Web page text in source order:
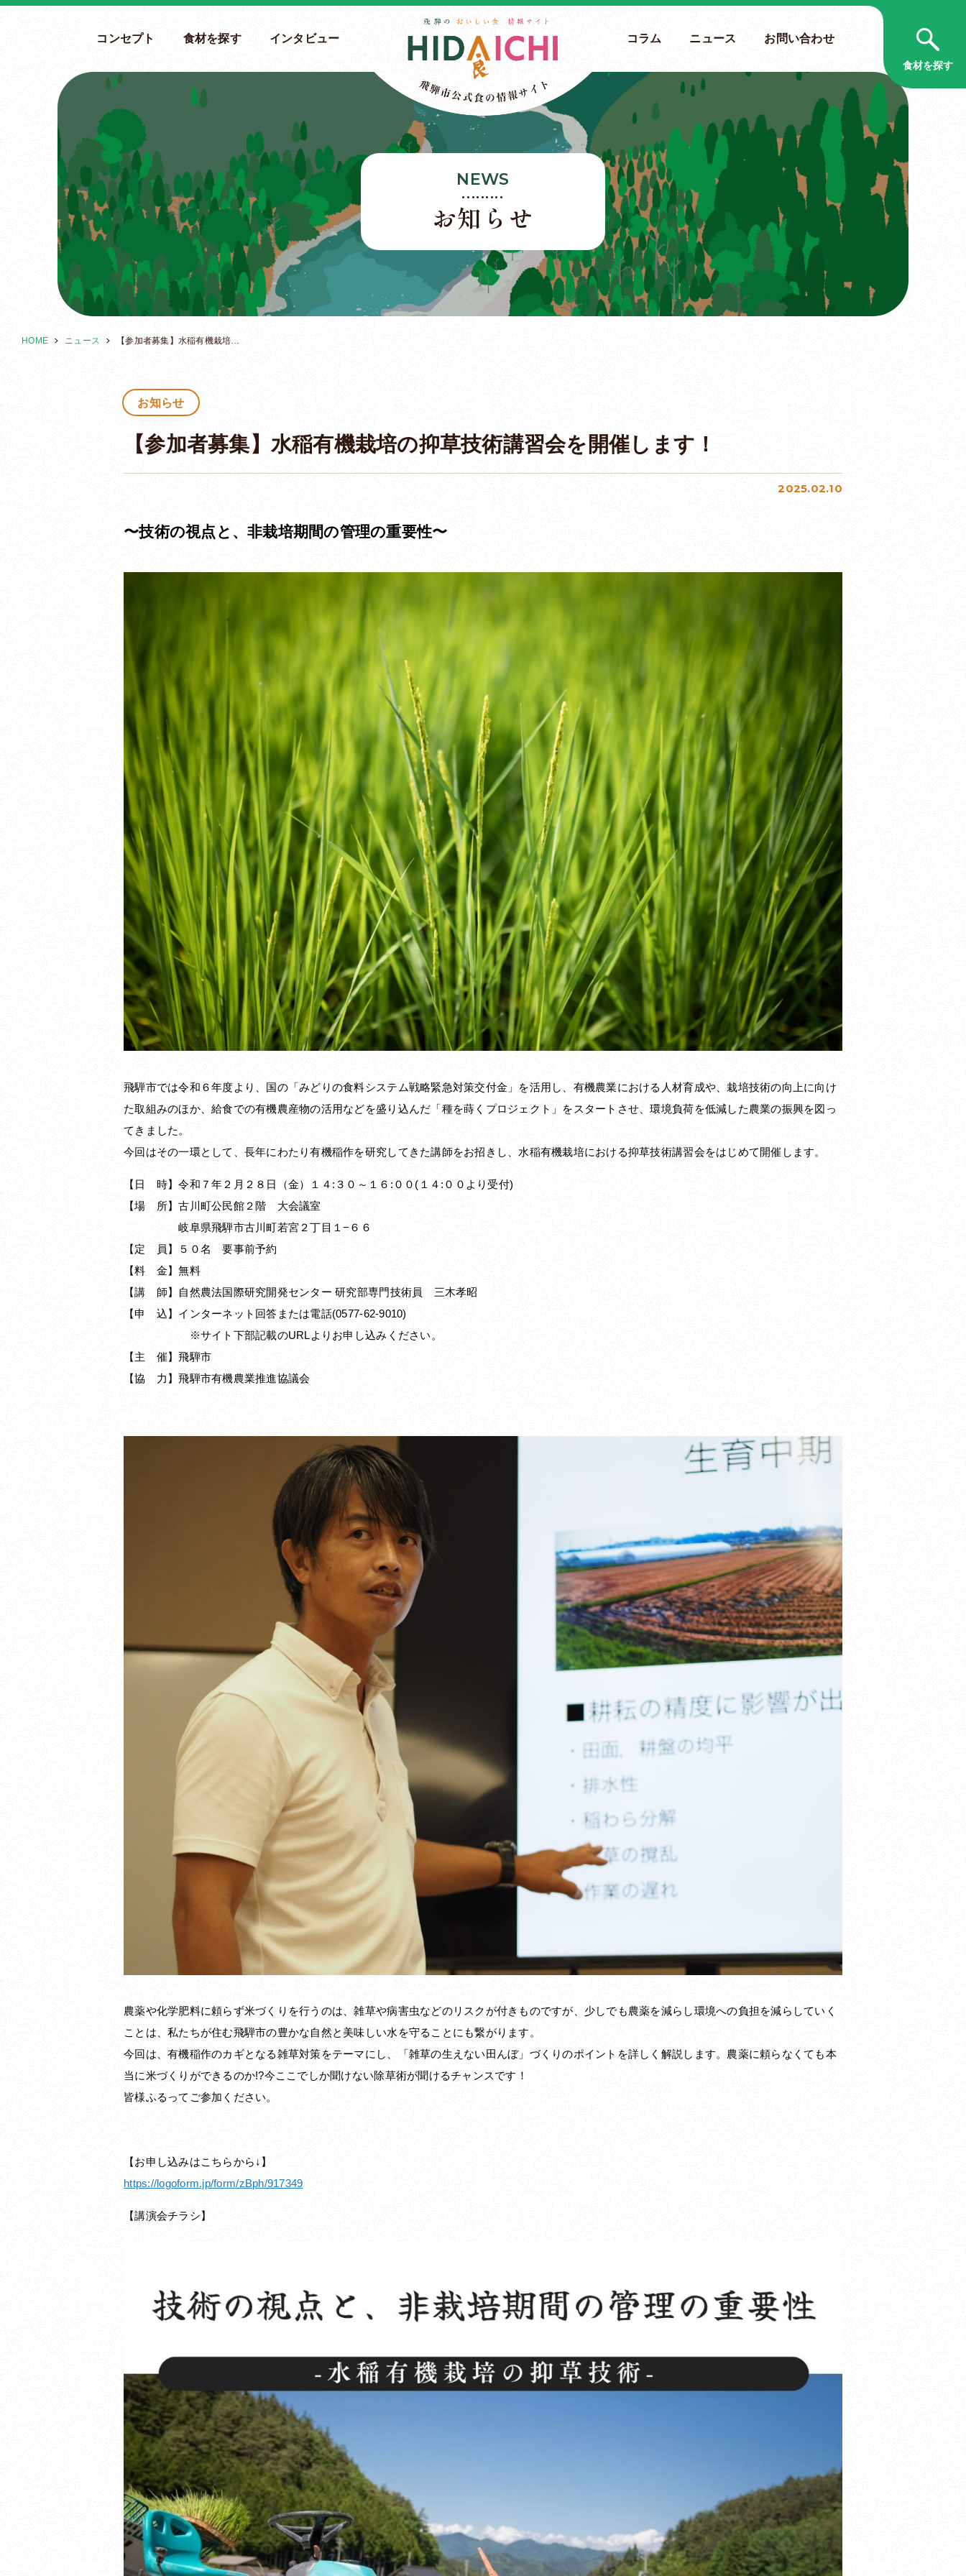
コンセプト 食材を探す インタビュー コラム ニュース お問い合わせ
NEWS
お知らせ
HOME ニュース 【参加者募集】水稲有機栽培の抑草技術講習会を開催します！
お知らせ
【参加者募集】水稲有機栽培の抑草技術講習会を開催します！
2025.02.10
〜技術の視点と、非栽培期間の管理の重要性〜
飛騨市では令和６年度より、国の「みどりの食料システム戦略緊急対策交付金」を活用し、有機農業における人材育成や、栽培技術の向上に向け
た取組みのほか、給食での有機農産物の活用などを盛り込んだ「種を蒔くプロジェクト」をスタートさせ、環境負荷を低減した農業の振興を図っ
てきました。
今回はその一環として、長年にわたり有機稲作を研究してきた講師をお招きし、水稲有機栽培における抑草技術講習会をはじめて開催します。
【日 時】令和７年２月２８日（金）１４:３０～１６:００(１４:００より受付)
【場 所】古川町公民館２階 大会議室
岐阜県飛騨市古川町若宮２丁目１−６６
【定 員】５０名 要事前予約
【料 金】無料
【講 師】自然農法国際研究開発センター 研究部専門技術員 三木孝昭
【申 込】インターネット回答または電話(0577-62-9010)
※サイト下部記載のURLよりお申し込みください。
【主 催】飛騨市
【協 力】飛騨市有機農業推進協議会
農薬や化学肥料に頼らず米づくりを行うのは、雑草や病害虫などのリスクが付きものですが、少しでも農薬を減らし環境への負担を減らしていく
ことは、私たちが住む飛騨市の豊かな自然と美味しい水を守ることにも繋がります。
今回は、有機稲作のカギとなる雑草対策をテーマにし、「雑草の生えない田んぼ」づくりのポイントを詳しく解説します。農薬に頼らなくても本
当に米づくりができるのか!?今ここでしか聞けない除草術が聞けるチャンスです！
皆様ふるってご参加ください。
【お申し込みはこちらから↓】
https://logoform.jp/form/zBph/917349
【講演会チラシ】
食材を探す